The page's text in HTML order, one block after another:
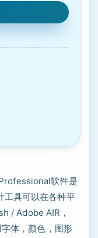
软件是
工具可以在各种平
/ Adob​​e AIR，
体，颜色，图形